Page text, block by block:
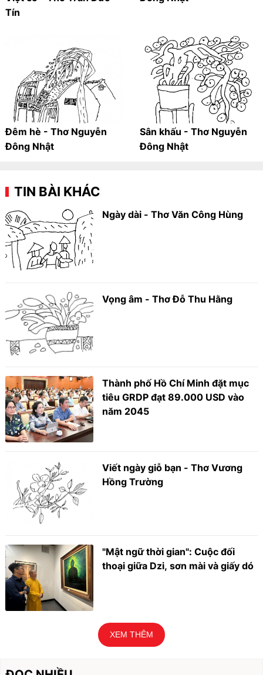
Tín
Đêm hè - Thơ Nguyễn
Đông Nhật
Sân khấu - Thơ Nguyễn
Đông Nhật
TIN BÀI KHÁC
Ngày dài - Thơ Văn Công Hùng
Vọng âm - Thơ Đỗ Thu Hằng
Thành phố Hồ Chí Minh đặt mục
tiêu GRDP đạt 89.000 USD vào
năm 2045
Viết ngày giỗ bạn - Thơ Vương
Hồng Trường
"Mật ngữ thời gian": Cuộc đối
thoại giữa Dzi, sơn mài và giấy dó
XEM THÊM